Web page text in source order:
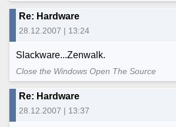
Re: Hardware
28.12.2007 | 13:24
Slackware...Zenwalk.
Close the Windows Open The Source
Re: Hardware
28.12.2007 | 13:37